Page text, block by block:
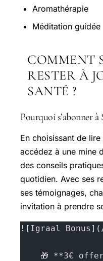
Aromathérapie
Méditation guidée
COMMENT
RESTER À
SANTÉ ?
Pourquoi s’abonner à
En choisissant de lire
accédez à une mine
des conseils
quotidien. Avec ses
ses témoignages,
invitation à prendre
![Igraal
🎁 **3€